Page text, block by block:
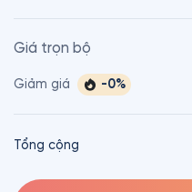
Giá trọn bộ
Giảm giá -0%
Tổng cộng